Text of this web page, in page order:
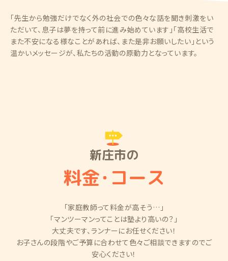
「先生から勉強だけでなく外の社会での色々な話を聞き刺激をい
ただいて、息子は夢を持って前に進み始めています」「高校生活で
また不安になる様なことがあれば、また是非お願いしたい」という
温かいメッセージが、私たちの活動の原動力となっています。
新庄市の
料金・コース
「家庭教師って料金が高そう…」
「マンツーマンってことは塾より高いの？」
大丈夫です、ランナーにお任せください！
お子さんの段階やご予算に合わせて色々ご相談できますのでご
安心ください！